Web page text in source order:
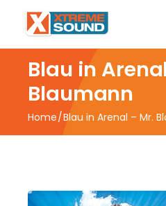
Blau in
Blaumann
Home Blau in Arenal – Mr.